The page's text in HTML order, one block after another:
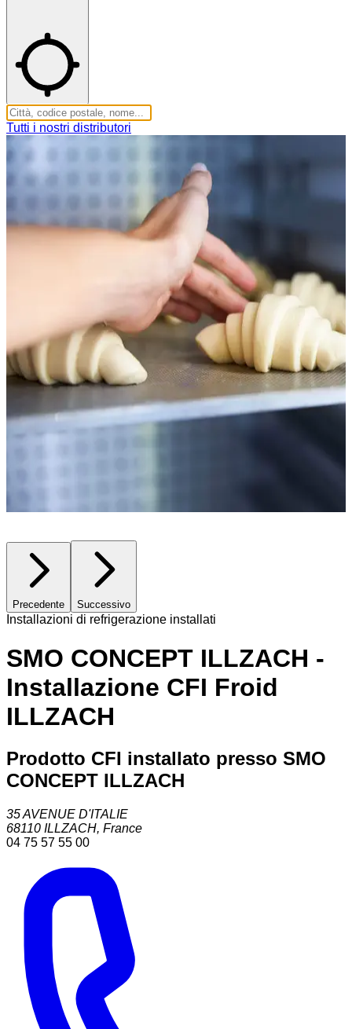
Tutti i nostri distributori
Precedente Successivo
Installazioni di refrigerazione installati
SMO CONCEPT ILLZACH -
Installazione CFI Froid
ILLZACH
Prodotto CFI installato presso SMO
CONCEPT ILLZACH
35 AVENUE D'ITALIE
68110 ILLZACH, France
04 75 57 55 00